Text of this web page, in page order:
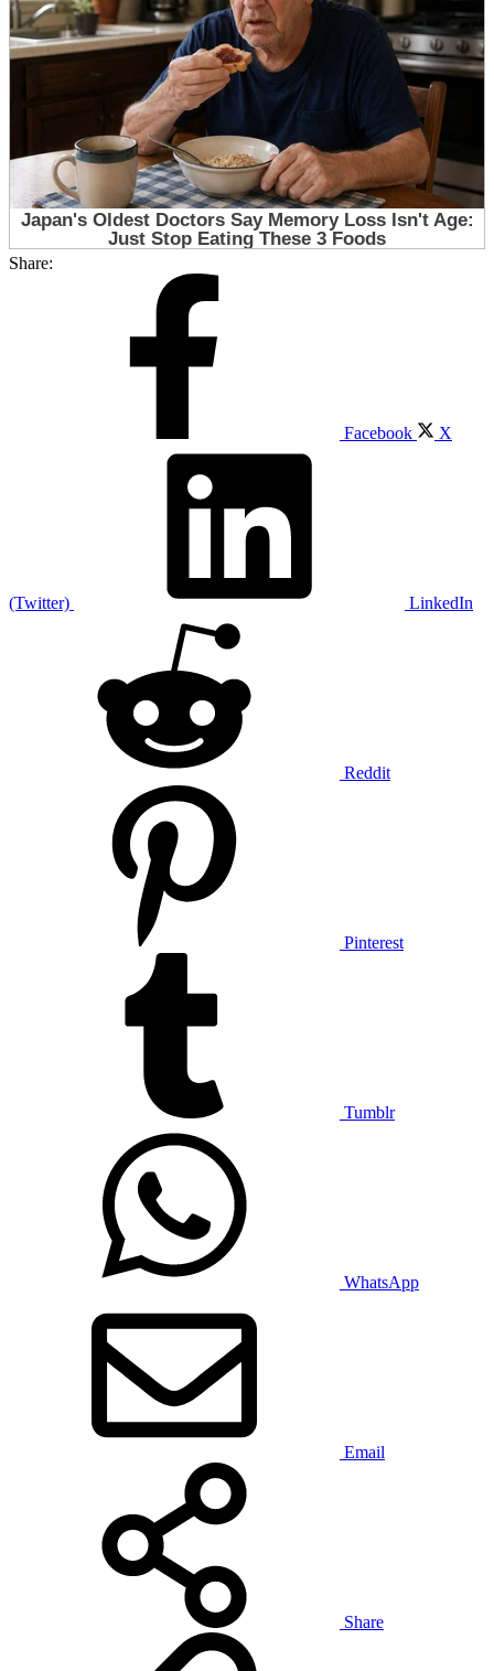
Share:
Facebook X
(Twitter) LinkedIn
Reddit
Pinterest
Tumblr
WhatsApp
Email
Share